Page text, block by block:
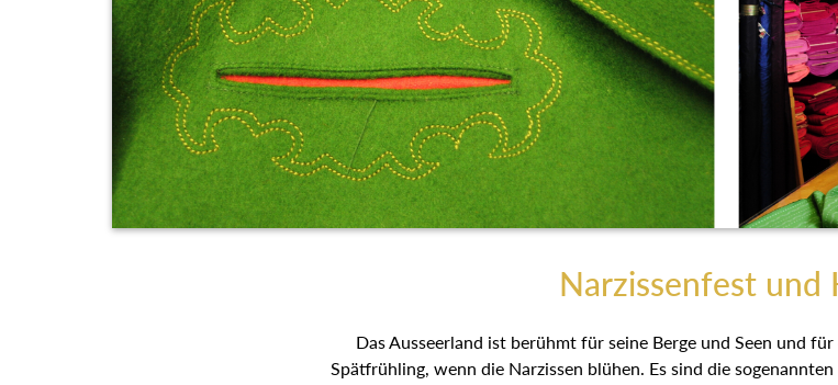
Narzissenfest und
Das Ausseerland ist berühmt für seine Berge und Seen und
Spätfrühling, wenn die Narzissen blühen. Es sind die